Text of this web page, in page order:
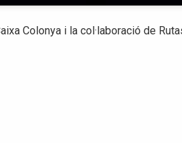
Colonya i la col·laboració de